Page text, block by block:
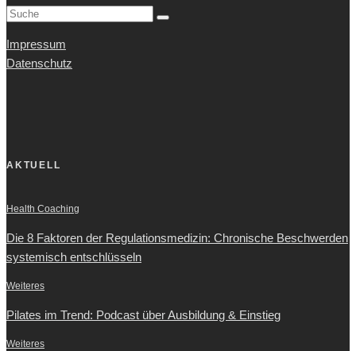
Impressum
Datenschutz
AKTUELL
Health Coaching
Die 8 Faktoren der Regulationsmedizin: Chronische Beschwerden
systemisch entschlüsseln
Weiteres
Pilates im Trend: Podcast über Ausbildung & Einstieg
Weiteres